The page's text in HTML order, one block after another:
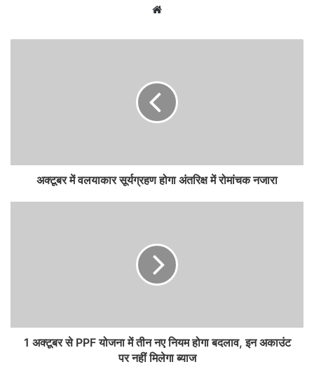
Website
अक्टूबर में वलयाकार सूर्यग्रहण होगा अंतरिक्ष में रोमांचक नजारा
1 अक्‍टूबर से PPF योजना में तीन नए नियम होगा बदलाव, इन अकाउंट
पर नहीं मिलेगा ब्‍याज